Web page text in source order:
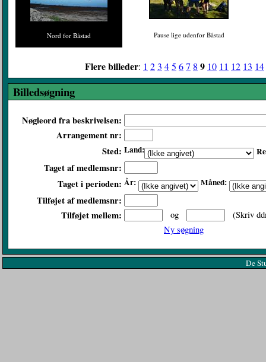
Nord for Båstad Pause lige udenfor Båstad
Flere billeder: 1 23 45 67 8 9 10 11 12 13 14
Billedsøgning
Nøgleord fra beskrivelsen:
Arrangement nr:
Sted: Land:
Taget af medlemsnr:
Taget i perioden: År: Måned:
Tilføjet af medlemsnr:
Tilføjet mellem:
og
(Skriv
Ny søgning
De